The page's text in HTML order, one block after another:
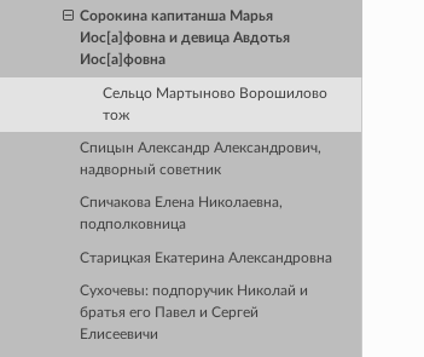
Сорокина капитанша Марья
Иос[а]фовна и девица Авдотья
Иос[а]фовна
Сельцо Мартыново Ворошилово
тож
Спицын Александр Александрович,
надворный советник
Спичакова Елена Николаевна,
подполковница
Старицкая Екатерина Александровна
Сухочевы: подпоручик Николай и
братья его Павел и Сергей
Елисеевичи